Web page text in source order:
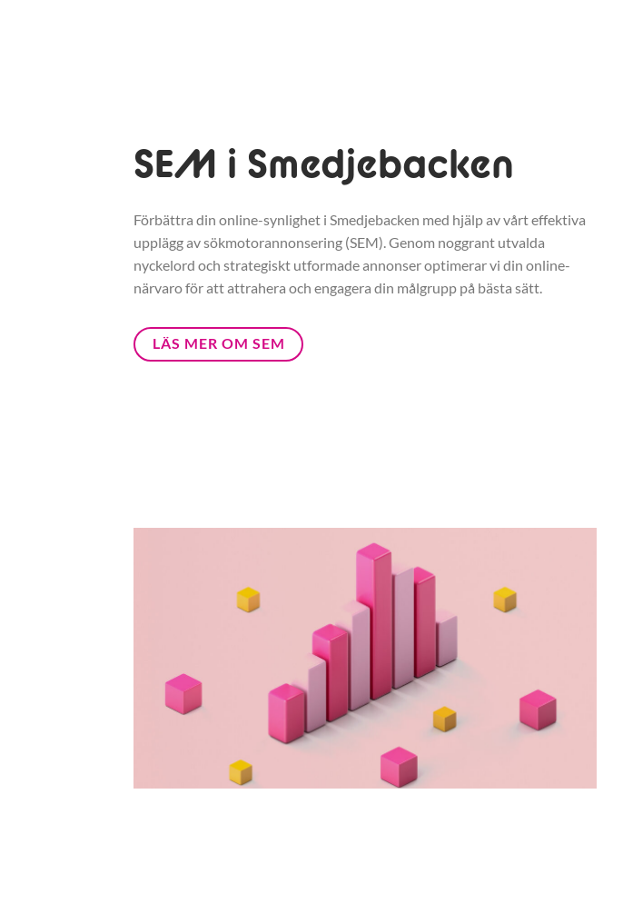
SEM i Smedjebacken
Förbättra din online-synlighet i Smedjebacken med hjälp av vårt effektiva
upplägg av sökmotorannonsering (SEM). Genom noggrant utvalda
nyckelord och strategiskt utformade annonser optimerar vi din online-
närvaro för att attrahera och engagera din målgrupp på bästa sätt.
LÄS MER OM SEM